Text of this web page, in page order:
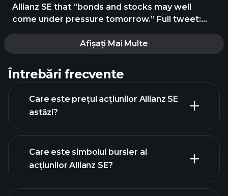
Allianz SE that “bonds and stocks may well
come under pressure tomorrow.” Full tweet:
https://t.co/UGkA9mJM9n
Afișați Mai Multe
Întrebări frecvente
Care este prețul acțiunilor Allianz SE
astăzi?
avansat
Care este simbolul bursier al
acțiunilor Allianz SE?